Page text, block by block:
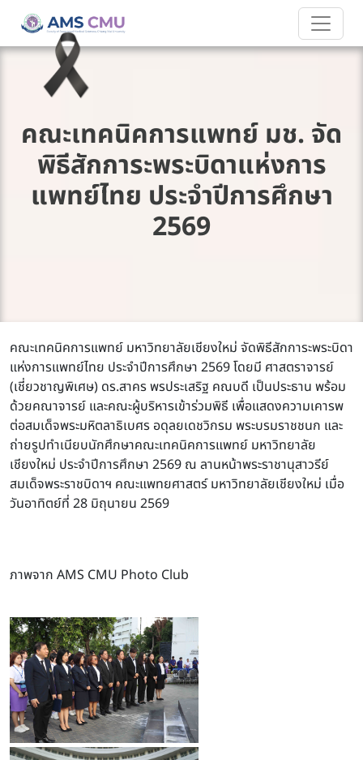
คณะเทคนิคการแพทย์ มช. จัด
พิธีสักการะพระบิดาแห่งการ
แพทย์ไทย ประจำปีการศึกษา
2569
คณะเทคนิคการแพทย์ มหาวิทยาลัยเชียงใหม่ จัดพิธีสักการะพระบิดา
แห่งการแพทย์ไทย ประจำปีการศึกษา 2569 โดยมี ศาสตราจารย์
(เชี่ยวชาญพิเศษ) ดร.สาคร พรประเสริฐ คณบดี เป็นประธาน พร้อม
ด้วยคณาจารย์ และคณะผู้บริหารเข้าร่วมพิธี เพื่อแสดงความเคารพ
ต่อสมเด็จพระมหิตลาธิเบศร อดุลยเดชวิกรม พระบรมราชชนก และ
ถ่ายรูปทำเนียบนักศึกษาคณะเทคนิคการแพทย์ มหาวิทยาลัย
เชียงใหม่ ประจำปีการศึกษา 2569 ณ ลานหน้าพระราชานุสาวรีย์
สมเด็จพระราชบิดาฯ คณะแพทยศาสตร์ มหาวิทยาลัยเชียงใหม่ เมื่อ
วันอาทิตย์ที่ 28 มิถุนายน 2569
ภาพจาก AMS CMU Photo Club